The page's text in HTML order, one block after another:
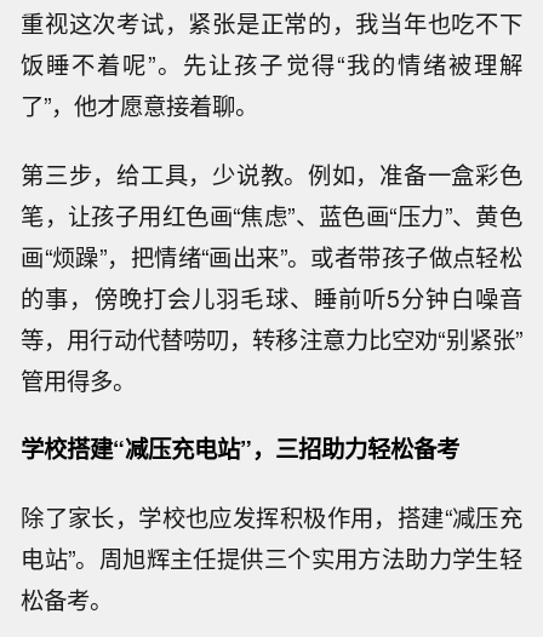
重视这次考试，紧张是正常的，我当年也吃不下
饭睡不着呢”。先让孩子觉得“我的情绪被理解
了”，他才愿意接着聊。
第三步，给工具，少说教。例如，准备一盒彩色
笔，让孩子用红色画“焦虑”、蓝色画“压力”、黄色
画“烦躁”，把情绪“画出来”。或者带孩子做点轻松
的事，傍晚打会儿羽毛球、睡前听5分钟白噪音
等，用行动代替唠叨，转移注意力比空劝“别紧张”
管用得多。
学校搭建“减压充电站”，三招助力轻松备考
除了家长，学校也应发挥积极作用，搭建“减压充
电站”。周旭辉主任提供三个实用方法助力学生轻
松备考。